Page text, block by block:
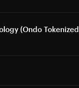
(Ondo Tokenized